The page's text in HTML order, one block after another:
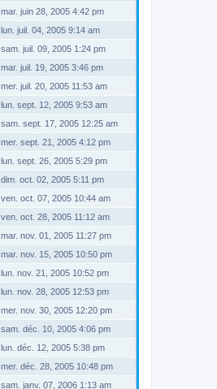
mar. juin 28, 2005 4:42 pm
lun. juil. 04, 2005 9:14 am
sam. juil. 09, 2005 1:24 pm
mar. juil. 19, 2005 3:46 pm
mer. juil. 20, 2005 11:53 am
lun. sept. 12, 2005 9:53 am
sam. sept. 17, 2005 12:25 am
mer. sept. 21, 2005 4:12 pm
lun. sept. 26, 2005 5:29 pm
dim. oct. 02, 2005 5:11 pm
ven. oct. 07, 2005 10:44 am
ven. oct. 28, 2005 11:12 am
mar. nov. 01, 2005 11:27 pm
mar. nov. 15, 2005 10:50 pm
lun. nov. 21, 2005 10:52 pm
lun. nov. 28, 2005 12:53 pm
mer. nov. 30, 2005 12:20 pm
sam. déc. 10, 2005 4:06 pm
lun. déc. 12, 2005 5:38 pm
mer. déc. 28, 2005 10:48 pm
sam. janv. 07, 2006 1:13 am